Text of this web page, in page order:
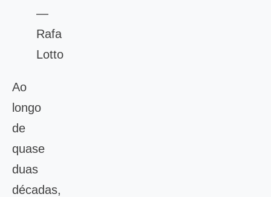
—
Rafa
Lotto
Ao
longo
de
quase
duas
décadas,